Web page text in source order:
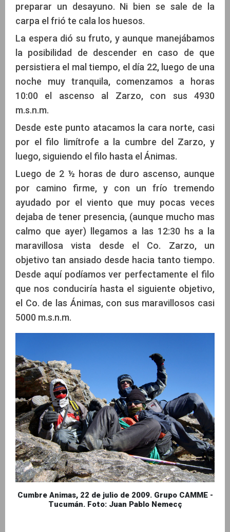
preparar un desayuno. Ni bien se sale de la
carpa el frió te cala los huesos.
La espera dió su fruto, y aunque manejábamos
la posibilidad de descender en caso de que
persistiera el mal tiempo, el día 22, luego de una
noche muy tranquila, comenzamos a horas
10:00 el ascenso al Zarzo, con sus 4930
m.s.n.m.
Desde este punto atacamos la cara norte, casi
por el filo limítrofe a la cumbre del Zarzo, y
luego, siguiendo el filo hasta el Ánimas.
Luego de 2 ½ horas de duro ascenso, aunque
por camino firme, y con un frío tremendo
ayudado por el viento que muy pocas veces
dejaba de tener presencia, (aunque mucho mas
calmo que ayer) llegamos a las 12:30 hs a la
maravillosa vista desde el Co. Zarzo, un
objetivo tan ansiado desde hacia tanto tiempo.
Desde aquí podíamos ver perfectamente el filo
que nos conduciría hasta el siguiente objetivo,
el Co. de las Ánimas, con sus maravillosos casi
5000 m.s.n.m.
Cumbre Animas, 22 de julio de 2009. Grupo CAMME -
Tucumán. Foto: Juan Pablo Nemecç